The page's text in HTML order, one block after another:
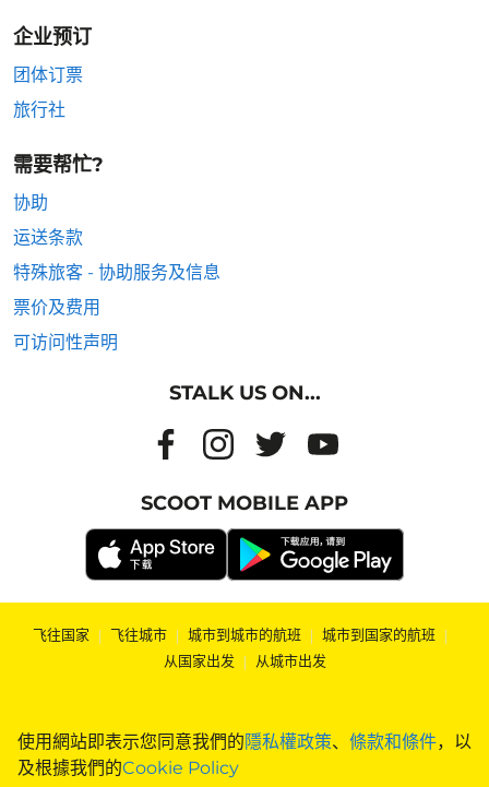
使用網站即表示您同意我們的隱私權政策、 條款和條件，以
及根據我們的Cookie Policy
企业预订
团体订票
旅行社
需要帮忙?
协助
运送条款
特殊旅客 - 协助服务及信息
票价及费用
可访问性声明
STALK US ON...
SCOOT MOBILE APP
飞往国家 | 飞往城市 | 城市到城市的航班 | 城市到国家的航班 |
从国家出发 | 从城市出发